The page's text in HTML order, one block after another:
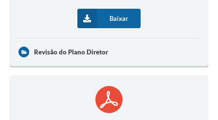
Baixar
Revisão do Plano Diretor